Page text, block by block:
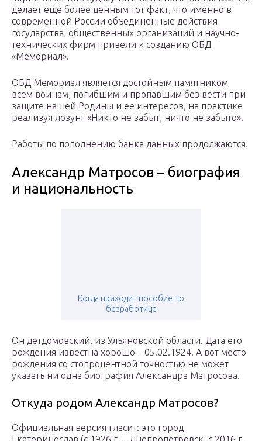
делает еще более ценным тот факт, что именно в
современной России объединенные действия
государства, общественных организаций и научно-
технических фирм привели к созданию ОБД
«Мемориал».
ОБД Мемориал является достойным памятником
всем воинам, погибшим и пропавшим без вести при
защите нашей Родины и ее интересов, на практике
реализуя лозунг «Никто не забыт, ничто не забыто».
Работы по пополнению банка данных продолжаются.
Александр Матросов – биография
и национальность
Когда приходит пособие по
безработице
Он детдомовский, из Ульяновской области. Дата его
рождения известна хорошо – 05.02.1924. А вот место
рождения со стопроцентной точностью не может
указать ни одна биография Александра Матросова.
Откуда родом Александр Матросов?
Официальная версия гласит: это город